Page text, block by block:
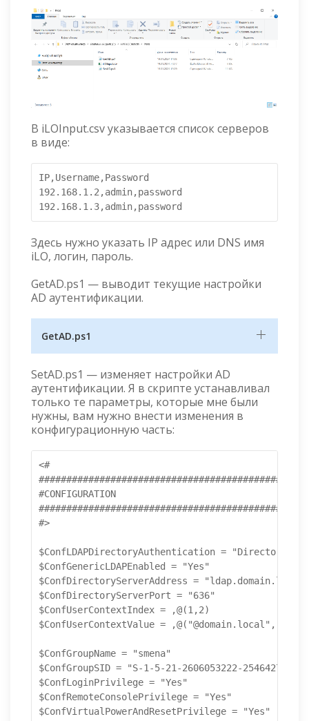
В iLOInput.csv указывается список серверов
в виде:
IP,Username,Password
192.168.1.2,admin,password
192.168.1.3,admin,password
Здесь нужно указать IP адрес или DNS имя
iLO, логин, пароль.
GetAD.ps1 — выводит текущие настройки
AD аутентификации.
GetAD.ps1
SetAD.ps1 — изменяет настройки AD
аутентификации. Я в скрипте устанавливал
только те параметры, которые мне были
нужны, вам нужно внести изменения в
конфигурационную часть:
<#
#CONFIGURATION
#>
$ConfLDAPDirectoryAuthentication =
$ConfGenericLDAPEnabled = "Yes"
$ConfDirectoryServerAddress = "ldap.domain.local"
$ConfDirectoryServerPort = "636"
$ConfUserContextIndex = ,@(1,2)
$ConfUserContextValue =
$ConfGroupName = "smena"
$ConfGroupSID = "S-1-5-21-2606053222-2546427529-
$ConfLoginPrivilege = "Yes"
$ConfRemoteConsolePrivilege = "Yes"
$ConfVirtualPowerAndResetPrivilege = "Yes"